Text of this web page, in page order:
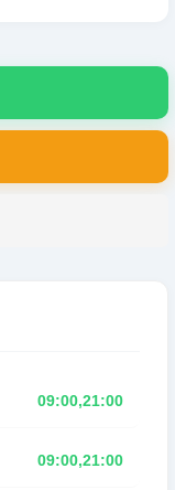
09:00,21:00
09:00,21:00